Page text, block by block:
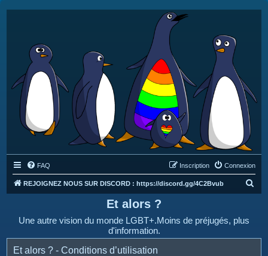
FAQ Connexion
Inscription
REJOIGNEZ NOUS SUR DISCORD : https://discord.gg/4C2Bvub
e
Et alors ?
Une autre vision du monde LGBT+.Moins de préjugés, plus
d'information.
Et alors ? - Conditions d’utilisation